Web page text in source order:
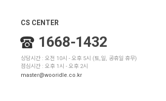
CS CENTER
1668-1432
상담시간 : 오전 10시 - 오후 5시 (토,일, 공휴일 휴무)
점심시간 : 오후 1시 - 오후 2시
master@wooridle.co.kr